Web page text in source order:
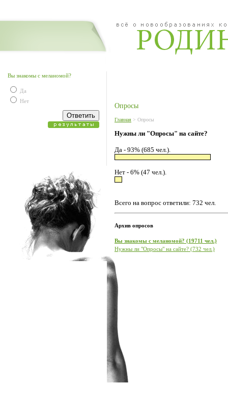
Вы знакомы с меланомой?
Да
Нет
Опросы
Главная > Опросы
Нужны ли "Опросы" на сайте?
Да - 93% (685 чел.).
Нет - 6% (47 чел.).
Всего на вопрос ответили: 732 чел.
Архив опросов
Вы знакомы с меланомой? (19711 чел.)
Нужны ли "Опросы" на сайте? (732 чел.)